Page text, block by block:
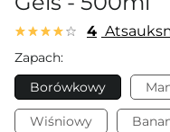
4
Zapach:
Borówkowy
Wiśniowy